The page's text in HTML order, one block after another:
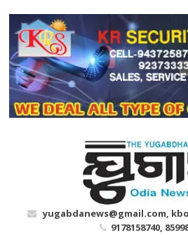
content
yugabdanews@gmail.com,
9178158740,